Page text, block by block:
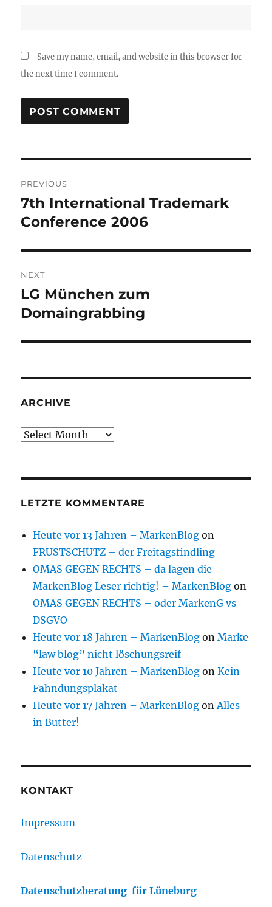
Save my name, email, and website in this browser for
the next time I comment.
navigation
PREVIOUS
Previous
post:
7th International Trademark
Conference 2006
NEXT
Next
post:
LG München zum
Domaingrabbing
ARCHIVE
Archive
LETZTE KOMMENTARE
Heute vor 13 Jahren – MarkenBlog on
FRUSTSCHUTZ – der Freitagsfindling
OMAS GEGEN RECHTS – da lagen die
MarkenBlog Leser richtig! – MarkenBlog on
OMAS GEGEN RECHTS – oder MarkenG vs
DSGVO
Heute vor 18 Jahren – MarkenBlog onMarke
“law blog” nicht löschungsreif
Heute vor 10 Jahren – MarkenBlog onKein
Fahndungsplakat
Heute vor 17 Jahren – MarkenBlog onAlles
in Butter!
KONTAKT
Impressum
Datenschutz
Datenschutzberatung für Lüneburg